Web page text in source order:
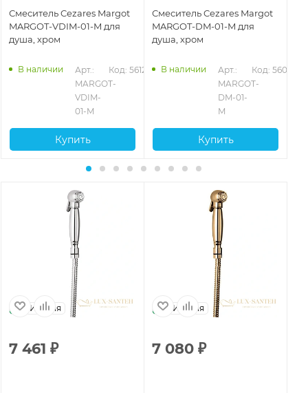
Смеситель Cezares Margot
MARGOT-VDIM-01-M для
душа, хром
В наличии
Арт.:
MARGOT-
VDIM-
01-M
Код: 56120
Купить
Смеситель Cezares Margot
MARGOT-DM-01-M для
душа, хром
В наличии
Арт.:
MARGOT-
DM-01-
M
Код: 56092
Купить
Италия
7 461 ₽
Италия
7 080 ₽